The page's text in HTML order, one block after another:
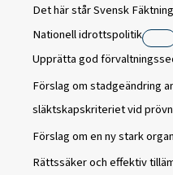
Det här står Svensk
Nationell idrottspolitik
Upprätta god
Förslag om stadgeändring
släktskapskriteriet vid
Förslag om en ny stark
Rättssäker och effektiv